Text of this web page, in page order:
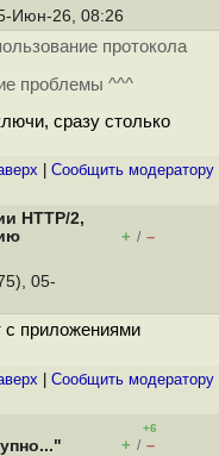
Июн-26, 08:26
протокола
проблемы ^^^
сразу столько
Cообщить модератору
HTTP/2,
+ / –
05-
с приложениями
Cообщить модератору
+6
+ / –